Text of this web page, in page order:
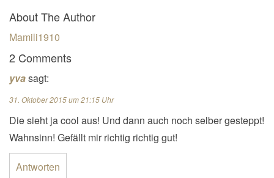
About The Author
Mamili1910
2 Comments
yvasagt:
31. Oktober 2015 um 21:15 Uhr
Die sieht ja cool aus! Und dann auch noch selber gesteppt!
Wahnsinn! Gefällt mir richtig richtig gut!
Antworten